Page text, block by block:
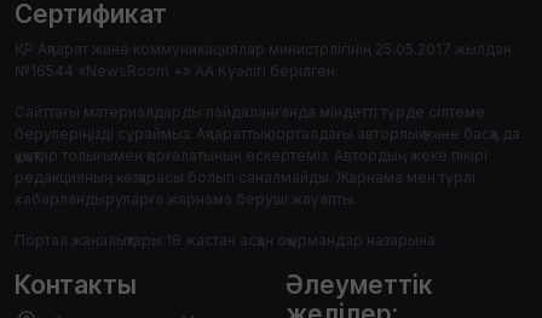
Сертификат
ҚР Ақпарат және коммуникациялар министрлігінің 25.05.2017 жылдан
№16544 «NewsRoom +» АА Куәлігі берілген.
Сайттағы материалдарды пайдаланғанда міндетті түрде сілтеме
берулеріңізді сұраймыз. Ақпараттық порталдағы авторлық және басқа да
құқықтар толығымен қорғалатынын ескертеміз. Автордың жеке пікірі
редакцияның көзқарасы болып саналмайды. Жарнама мен түрлі
хабарландыруларға жарнама беруші жауапты.
Портал жаңалықтары 18 жастан асқан оқырмандар назарына.
Контакты
Әлеуметтік